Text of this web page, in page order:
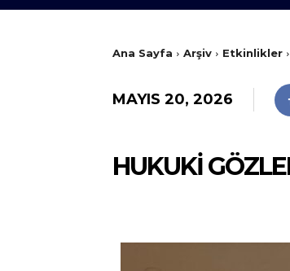
Ana Sayfa Arşiv Etkinlikler
MAYIS 20, 2026
HUKUKİ